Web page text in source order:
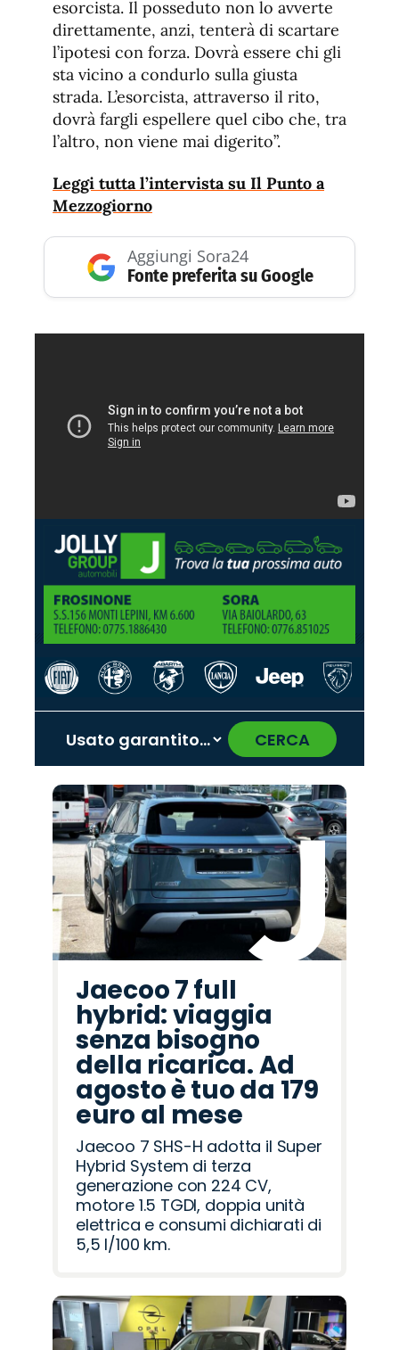
esorcista. Il posseduto non lo avverte
direttamente, anzi, tenterà di scartare
l’ipotesi con forza. Dovrà essere chi gli
sta vicino a condurlo sulla giusta
strada. L’esorcista, attraverso il rito,
dovrà fargli espellere quel cibo che, tra
l’altro, non viene mai digerito”.
Leggi tutta l’intervista su Il Punto a
Mezzogiorno
Aggiungi Sora24
Fonte preferita su Google
CERCA
Promo
Citroën
Promo
Lancia
Promo
Peugeot
Promo
Jeep
Promo
Seat
Promo
Alfa
Romeo
Promo
Fiat
Promo
Omoda
Promo
Abarth
Promo
Opel
Promo
Cupra
Promo
Jaecoo
Promo
Mazda
Promo
Land
Rover
Promo
Hyundai
‹ ›
Jaecoo 7 full
hybrid: viaggia
senza bisogno
della ricarica. Ad
agosto è tuo da 179
euro al mese
Jaecoo 7 SHS-H adotta il Super
Hybrid System di terza
generazione con 224 CV,
motore 1.5 TGDI, doppia unità
elettrica e consumi dichiarati di
5,5 l/100 km.